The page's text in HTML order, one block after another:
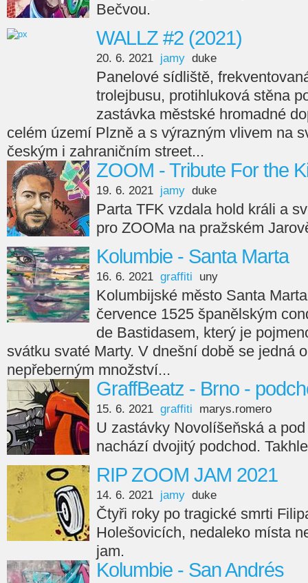
Bečvou.
WALLZ #2 (2021)
20. 6. 2021 jamy duke
Panelové sídliště,
trolejbusu, protihluková stěna
zastávka městské hromadné
celém území Plzně a s výrazným vlivem na
českým i zahraničním street...
ZOOM - Tribute For the
19. 6. 2021 jamy duke
Parta TFK vzdala hold králi a
pro ZOOMa na pražském
Kolumbie - Santa Marta
16. 6. 2021 graffiti uny
Kolumbijské město Santa
července 1525 španělským
de Bastidasem, který je
svátku svaté Marty. V dnešní době se jedná
nepřeberným množství...
GraffBeatz - Brno -
15. 6. 2021 graffiti marys.romero
U zastávky Novolíšeňská a
nachází dvojitý podchod.
RIP ZOOM JAM 2021
14. 6. 2021 jamy duke
Čtyři roky po tragické smrti
Holešovicích, nedaleko místa
jam.
Kolumbie - San Andrés